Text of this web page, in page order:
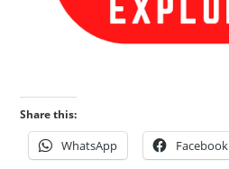
Share this:
WhatsApp Facebook